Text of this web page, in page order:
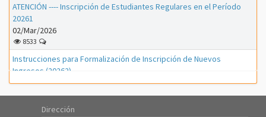
ATENCIÓN ---- Inscripción de Estudiantes Regulares en el Período
20261
02/Mar/2026
8533
Instrucciones para Formalización de Inscripción de Nuevos
Ingresos (20262)
01/Mar/2026
Instrucciones para Formalización de Inscripción de Nuevos
Dirección